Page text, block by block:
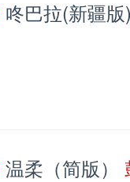
咚巴拉(新疆
温柔（简版）